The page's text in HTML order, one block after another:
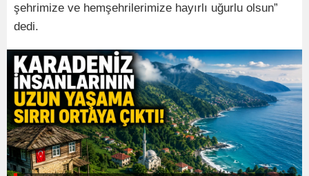
şehrimize ve hemşehrilerimize hayırlı uğurlu olsun”
dedi.